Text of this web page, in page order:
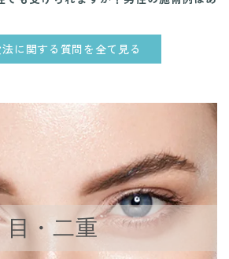
に関する質問を全て見る
目・二重